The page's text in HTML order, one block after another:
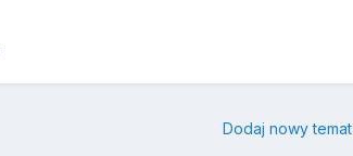
Dodaj nowy temat